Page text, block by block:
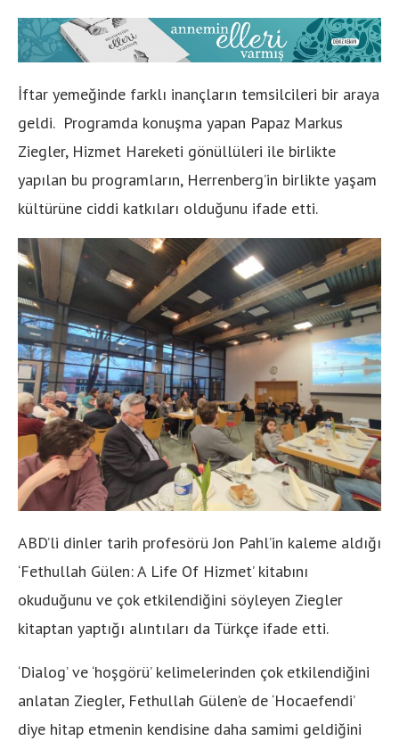
İftar yemeğinde farklı inançların temsilcileri bir araya
geldi. Programda konuşma yapan Papaz Markus
Ziegler, Hizmet Hareketi gönüllüleri ile birlikte
yapılan bu programların, Herrenberg’in birlikte yaşam
kültürüne ciddi katkıları olduğunu ifade etti.
ABD’li dinler tarih profesörü Jon Pahl’in kaleme aldığı
‘Fethullah Gülen: A Life Of Hizmet’ kitabını
okuduğunu ve çok etkilendiğini söyleyen Ziegler
kitaptan yaptığı alıntıları da Türkçe ifade etti.
‘Dialog’ ve ‘hoşgörü’ kelimelerinden çok etkilendiğini
anlatan Ziegler, Fethullah Gülen’e de ‘Hocaefendi’
diye hitap etmenin kendisine daha samimi geldiğini